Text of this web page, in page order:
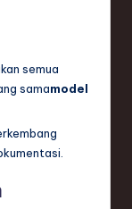
semua
samamodel